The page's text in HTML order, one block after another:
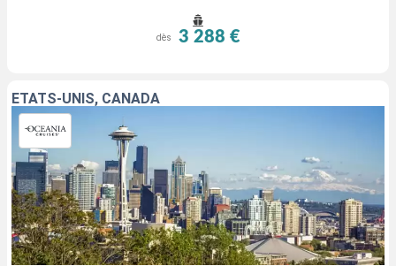
dès 3 288 €
ÉTATS-UNIS, CANADA